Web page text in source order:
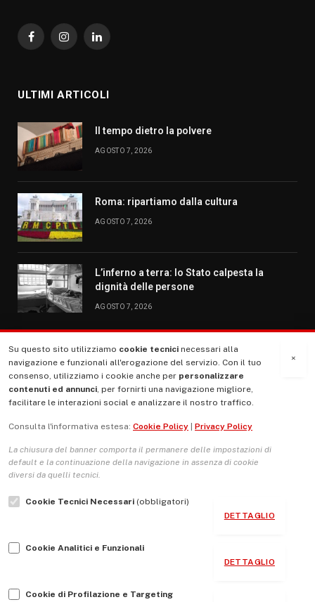
FacebookInstagramLinkedIn
ULTIMI ARTICOLI
Il tempo dietro la polvere
AGOSTO 7, 2026
Roma: ripartiamo dalla cultura
AGOSTO 7, 2026
L’inferno a terra: lo Stato calpesta la
dignità delle persone
AGOSTO 7, 2026
MENU
La Nostra Storia
Le Copertine
L’Associazione
Indirizzo Socio Politico Culturale
Guida per le autrici e gli autori
×
Su questo sito utilizziamo cookie tecnici necessari alla
navigazione e funzionali all'erogazione del servizio. Con il tuo
consenso, utilizziamo i cookie anche per personalizzare
contenuti ed annunci, per fornirti una navigazione migliore,
facilitare le interazioni social e analizzare il nostro traffico.
Consulta l'informativa estesa: Cookie Policy Privacy Policy
La chiusura del banner comporta il permanere delle impostazioni di
default e la continuazione della navigazione in assenza di cookie
diversi da quelli tecnici.
Cookie Tecnici Necessari (obbligatori)
DETTAGLIO
Cookie Analitici e Funzionali
DETTAGLIO
Cookie di Profilazione e Targeting